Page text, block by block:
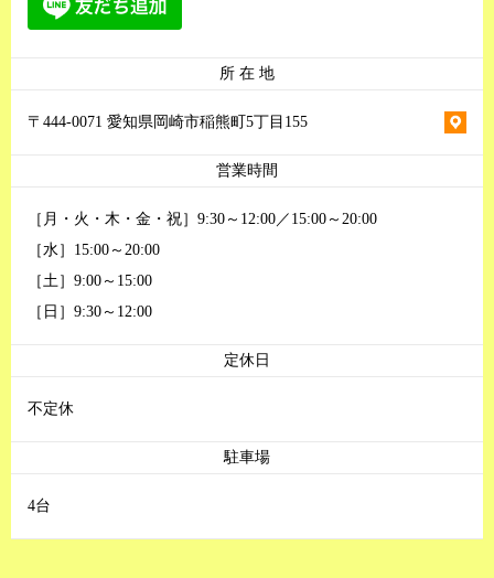
所 在 地
〒444-0071 愛知県岡崎市稲熊町5丁目155
営業時間
［月・火・木・金・祝］9:30～12:00／15:00～20:00
［水］15:00～20:00
［土］9:00～15:00
［日］9:30～12:00
定休日
不定休
駐車場
4台